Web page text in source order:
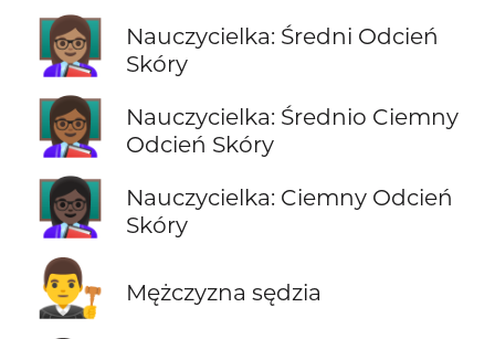
👩🏽‍🏫
Nauczycielka: Średni Odcień
Skóry
👩🏾‍🏫
Nauczycielka: Średnio Ciemny
Odcień Skóry
👩🏿‍🏫
Nauczycielka: Ciemny Odcień
Skóry
👨‍⚖️ Mężczyzna sędzia